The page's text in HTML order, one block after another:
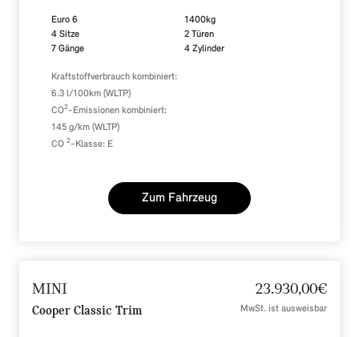
Euro 6
4 Sitze
7 Gänge
1400kg
2 Türen
4 Zylinder
Kraftstoffverbrauch kombiniert:
6.3 l/100km (WLTP)
CO2-Emissionen kombiniert:
145 g/km (WLTP)
CO 2-Klasse: E
Zum Fahrzeug
MINI
Cooper Classic Trim
23.930,00€
MwSt. ist ausweisbar